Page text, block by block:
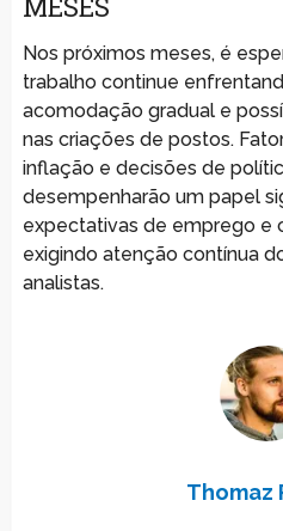
Nos próximos meses, é
trabalho continue
acomodação gradual e
nas criações de postos.
inflação e decisões de
desempenharão um papel
expectativas de emprego e
exigindo atenção contínua
analistas.
Thomaz